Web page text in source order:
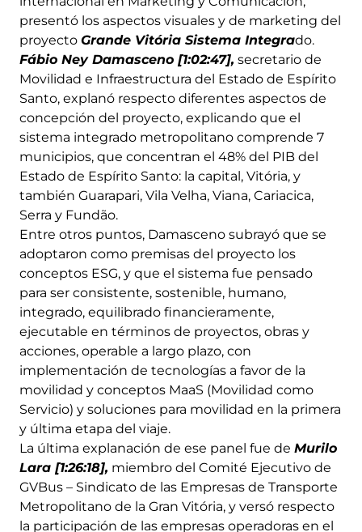
presentó los aspectos visuales y de marketing del
proyecto Grande Vitória Sistema Integrado.
Fábio Ney Damasceno [1:02:47], secretario de
Movilidad e Infraestructura del Estado de Espírito
Santo, explanó respecto diferentes aspectos de
concepción del proyecto, explicando que el
sistema integrado metropolitano comprende 7
municipios, que concentran el 48% del PIB del
Estado de Espírito Santo: la capital, Vitória, y
también Guarapari, Vila Velha, Viana, Cariacica,
Serra y Fundão.
Entre otros puntos, Damasceno subrayó que se
adoptaron como premisas del proyecto los
conceptos ESG, y que el sistema fue pensado
para ser consistente, sostenible, humano,
integrado, equilibrado financieramente,
ejecutable en términos de proyectos, obras y
acciones, operable a largo plazo, con
implementación de tecnologías a favor de la
movilidad y conceptos MaaS (Movilidad como
Servicio) y soluciones para movilidad en la primera
y última etapa del viaje.
La última explanación de ese panel fue de Murilo
Lara [1:26:18], miembro del Comité Ejecutivo de
GVBus – Sindicato de las Empresas de Transporte
Metropolitano de la Gran Vitória, y versó respecto
la participación de las empresas operadoras en el